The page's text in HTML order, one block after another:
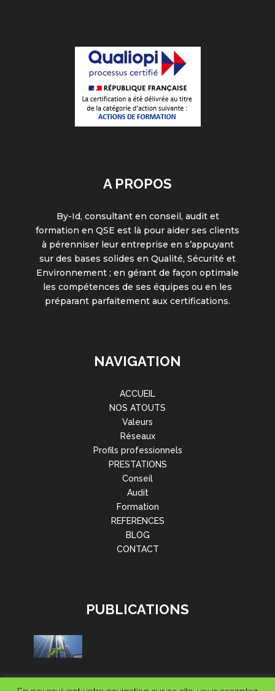
A PROPOS
By-Id, consultant en conseil, audit et
formation en QSE est là pour aider ses clients
à pérenniser leur entreprise en s’appuyant
sur des bases solides en Qualité, Sécurité et
Environnement ; en gérant de façon optimale
les compétences de ses équipes ou en les
préparant parfaitement aux certifications.
NAVIGATION
ACCUEIL
NOS ATOUTS
Valeurs
Réseaux
Profils professionnels
PRESTATIONS
Conseil
Audit
Formation
REFERENCES
BLOG
CONTACT
PUBLICATIONS